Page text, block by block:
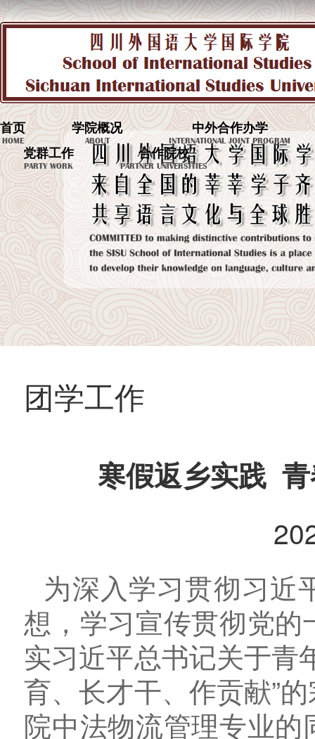
首页
HOME
学院概况
ABOUT
中外合作办学
INTERNATIONAL JOINT PROGRAM
党群工作
PARTY WORK
合作院校
PARTNER UNIVERSITIES
团学工作
寒假返乡实践
为深入学习贯彻习近
想，学习宣传贯彻党
实习近平总书记关于青
育、长才干、作贡献”
院中法物流管理专业